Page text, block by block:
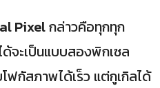
Pixelกล่าวคือทุกทุก
จะเป็นแบบสองพิกเซล
ฟกัสภาพได้เร็ว แต่กูเกิลได้